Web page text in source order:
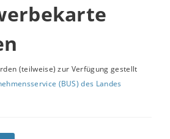
(teilweise) zur Verfügung gestellt
(BUS) des Landes